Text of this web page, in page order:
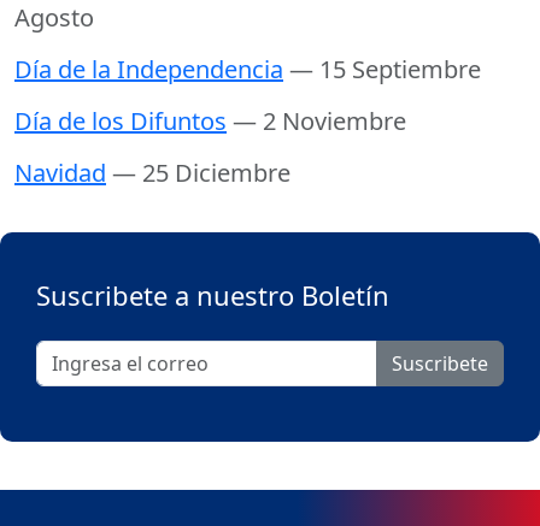
Agosto
Día de la Independencia — 15 Septiembre
Día de los Difuntos — 2 Noviembre
Navidad — 25 Diciembre
Suscribete a nuestro Boletín
Suscribete